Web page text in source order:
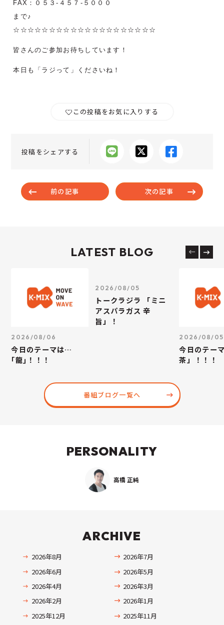
FAX：０５３-４５７-５０００
まで♪
☆☆☆☆☆☆☆☆☆☆☆☆☆☆☆☆☆☆☆☆
皆さんのご参加お待ちしています！
本日も「ラジって」くださいね！
この投稿をお気に入りする
投稿をシェアする
前の記事 次の記事
LATEST BLOG
2026/08/06
今日のテーマは…
｢龍｣！！！
2026/08/05
トークラジラ 「ミニ
アスパラガス 辛
旨」！
2026/08/05
今日のテー
茶」！！！
番組ブログ一覧へ
PERSONALITY
高橋 正純
ARCHIVE
2026年8月
2026年7月
2026年6月
2026年5月
2026年4月
2026年3月
2026年2月
2026年1月
2025年12月
2025年11月